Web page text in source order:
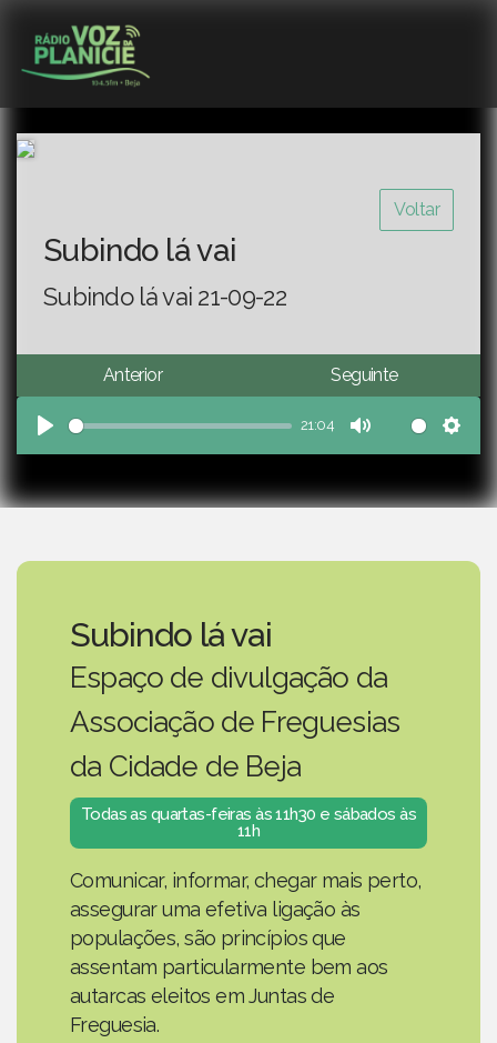
Voltar
Subindo lá vai
Subindo lá vai 21-09-22
Anterior Seguinte
Play
21:04
Mute
Subindo lá vai
Espaço de divulgação da
Associação de Freguesias
da Cidade de Beja
Todas as quartas-feiras às 11h30 e sábados às
11h
Comunicar, informar, chegar mais perto,
assegurar uma efetiva ligação às
populações, são princípios que
assentam particularmente bem aos
autarcas eleitos em Juntas de
Freguesia.